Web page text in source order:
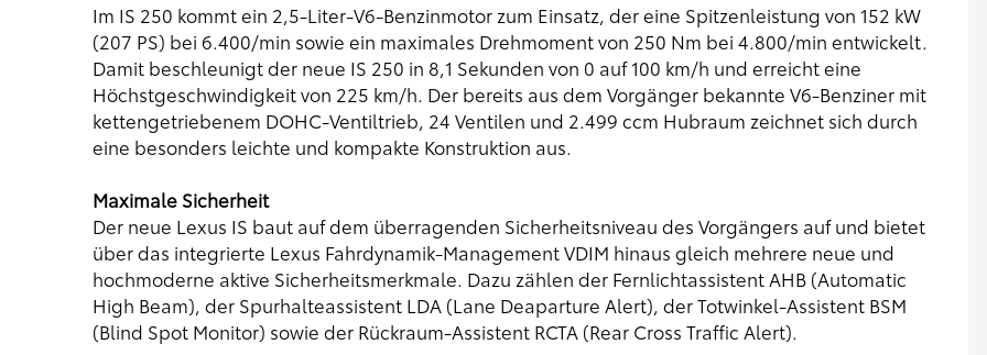
Im IS 250 kommt ein 2,5-Liter-V6-Benzinmotor zum Einsatz, der eine Spitzenleistung von 152 kW
(207 PS) bei 6.400/min sowie ein maximales Drehmoment von 250 Nm bei 4.800/min entwickelt.
Damit beschleunigt der neue IS 250 in 8,1 Sekunden von 0 auf 100 km/h und erreicht eine
Höchstgeschwindigkeit von 225 km/h. Der bereits aus dem Vorgänger bekannte V6-Benziner mit
kettengetriebenem DOHC-Ventiltrieb, 24 Ventilen und 2.499 ccm Hubraum zeichnet sich durch
eine besonders leichte und kompakte Konstruktion aus.
Maximale Sicherheit
Der neue Lexus IS baut auf dem überragenden Sicherheitsniveau des Vorgängers auf und bietet
über das integrierte Lexus Fahrdynamik-Management VDIM hinaus gleich mehrere neue und
hochmoderne aktive Sicherheitsmerkmale. Dazu zählen der Fernlichtassistent AHB (Automatic
High Beam), der Spurhalteassistent LDA (Lane Deaparture Alert), der Totwinkel-Assistent BSM
(Blind Spot Monitor) sowie der Rückraum-Assistent RCTA (Rear Cross Traffic Alert).